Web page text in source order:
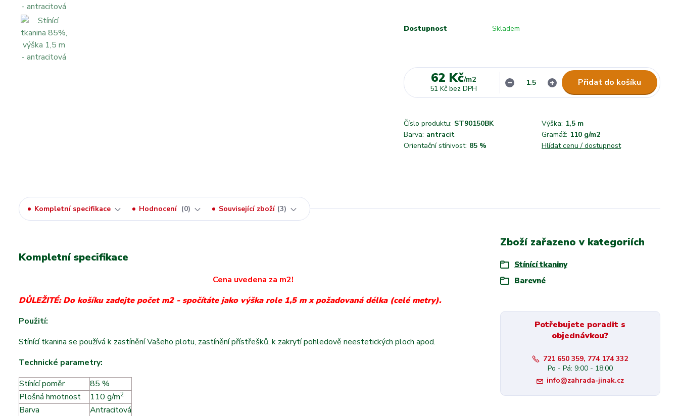
Dostupnost Skladem
62 Kč/m2
51 Kč bez DPH
Přidat do košíku
Číslo produktu: ST90150BK Výška: 1,5 m
Barva: antracit Gramáž: 110 g/m2
Orientační stínivost: 85 % Hlídat cenu / dostupnost
Kompletní specifikace Hodnocení 0 Související zboží 3
Kompletní specifikace
Cena uvedena za m2!
DŮLEŽITÉ: Do košíku zadejte počet m2 - spočítáte jako výška role 1,5 m x požadovaná délka (celé metry).
Použití:
Stínící tkanina se používá k zastínění Vašeho plotu, zastínění přístřešků, k zakrytí pohledově neestetických ploch apod.
Technické parametry:
Stínící poměr
85 %
Plošná hmotnost
110 g/m2
Barva
Antracitová
Zboží zařazeno v kategoriích
Stínící tkaniny
Barevné
Potřebujete poradit s
objednávkou?
721 650 359, 774 174 332
Po - Pá: 9:00 - 18:00
info@zahrada-jinak.cz